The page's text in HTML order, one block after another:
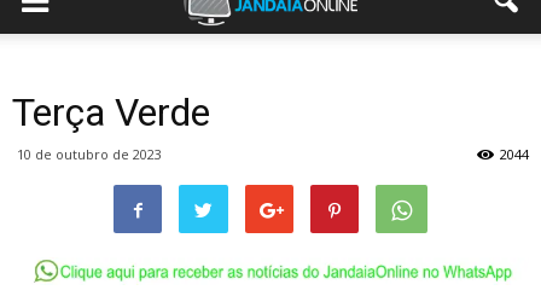
Terça Verde
10 de outubro de 2023 2044